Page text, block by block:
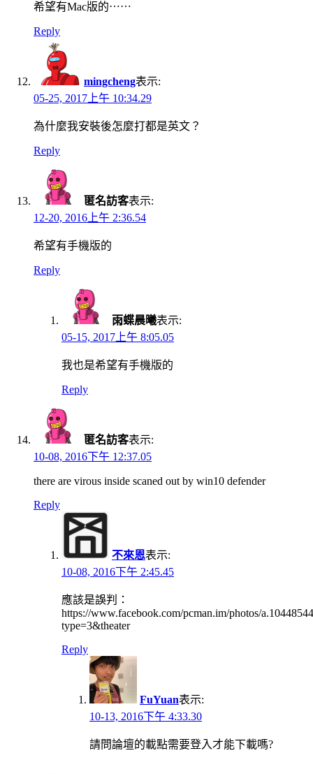
希望有Mac版的⋯⋯
Reply
mingcheng表示:
05-25, 2017上午 10:34.29
為什麼我安裝後怎麼打都是英文？
Reply
匿名訪客表示:
12-20, 2016上午 2:36.54
希望有手機版的
Reply
雨蝶晨曦表示:
05-15, 2017上午 8:05.05
我也是希望有手機版的
Reply
匿名訪客表示:
10-08, 2016下午 12:37.05
there are virous inside scaned out by win10 defender
Reply
不來恩表示:
10-08, 2016下午 2:45.45
應該是誤判：
https://www.facebook.com/pcman.im/photos/
type=3&theater
Reply
FuYuan表示:
10-13, 2016下午 4:33.30
請問論壇的載點需要登入才能下載嗎?